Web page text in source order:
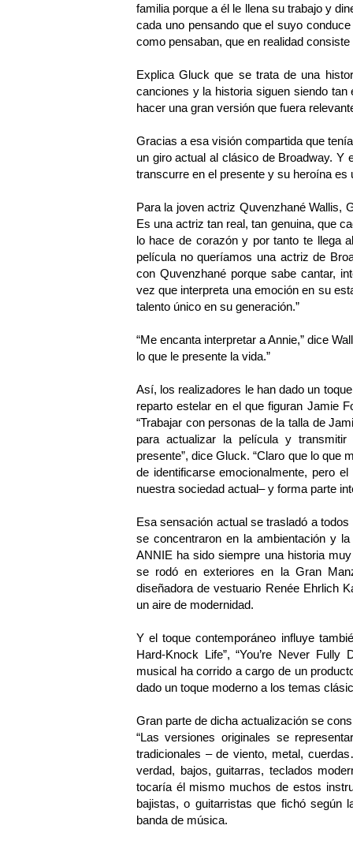
familia porque a él le llena su trabajo y
cada uno pensando que el suyo
como pensaban, que en realidad consiste
Explica Gluck que se trata de una
canciones y la historia siguen siendo
hacer una gran versión que fuera
Gracias a esa visión compartida que
un giro actual al clásico de Broadway. Y
transcurre en el presente y su heroína es
Para la joven actriz Quvenzhané Wallis,
Es una actriz tan real, tan genuina, que
lo hace de corazón y por tanto te llega
película no queríamos una actriz de
con Quvenzhané porque sabe cantar,
vez que interpreta una emoción en su
talento único en su generación.”
“Me encanta interpretar a Annie,” dice
lo que le presente la vida.”
Así, los realizadores le han dado un
reparto estelar en el que figuran Jamie
“Trabajar con personas de la talla de
para actualizar la película y
presente”, dice Gluck. “Claro que lo
de identificarse emocionalmente, pero
nuestra sociedad actual– y forma parte
Esa sensación actual se trasladó a
se concentraron en la ambientación y
ANNIE ha sido siempre una historia
se rodó en exteriores en la Gran
diseñadora de vestuario Renée Ehrlich
un aire de modernidad.
Y el toque contemporáneo influye
Hard-Knock Life”, “You’re Never
musical ha corrido a cargo de un
dado un toque moderno a los temas
Gran parte de dicha actualización se
“Las versiones originales se
tradicionales – de viento, metal,
verdad, bajos, guitarras, teclados
tocaría él mismo muchos de estos
bajistas, o guitarristas que fichó según
banda de música.